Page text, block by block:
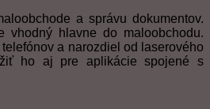
a správu dokumentov.
vhodný hlavne do maloobchodu.
a narozdiel od laserového
ho aj pre aplikácie spojené s